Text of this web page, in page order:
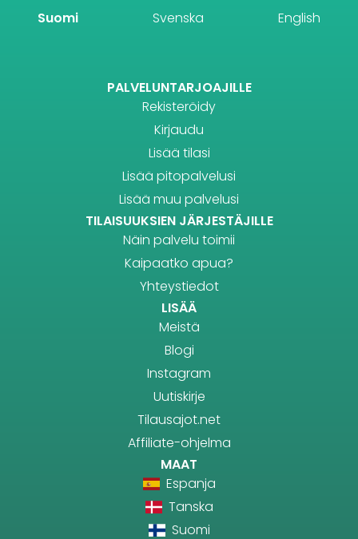
Suomi Svenska English
PALVELUNTARJOAJILLE
Rekisteröidy
Kirjaudu
Lisää tilasi
Lisää pitopalvelusi
Lisää muu palvelusi
TILAISUUKSIEN JÄRJESTÄJILLE
Näin palvelu toimii
Kaipaatko apua?
Yhteystiedot
LISÄÄ
Meistä
Blogi
Instagram
Uutiskirje
Tilausajot.net
Affiliate-ohjelma
MAAT
Espanja
Tanska
Suomi